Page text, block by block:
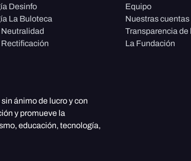
Desinfo
La Buloteca
Equipo
Nuestras cuentas
Transparencia de
La Fundación
sin ánimo de lucro y con
y promueve la
educación, tecnología,